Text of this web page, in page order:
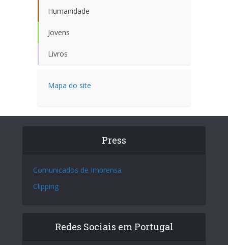
Humanidade
Jovens
Livros
Mapa do site
Press
Comunicados de Imprensa
Clipping
Redes Sociais em Portugal